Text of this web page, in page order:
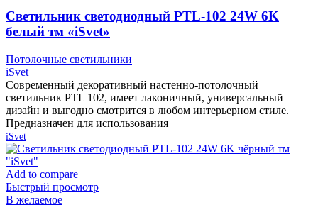
Cветильник светодиодный PTL-102 24W 6K
белый тм «iSvet»
Потолочные светильники
iSvet
Современный декоративный настенно-потолочный
светильник PTL 102, имеет лаконичный, универсальный
дизайн и выгодно смотрится в любом интерьерном стиле.
Предназначен для использования
iSvet
Add to compare
Быстрый просмотр
В желаемое